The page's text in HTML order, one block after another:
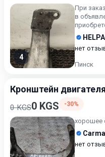
4
При
в
нет
Пинск
Кронштейн
0 KGS0 KGS -30%
хорошее
нет